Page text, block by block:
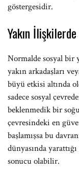
göstergesidir.
Yakın
Normalde sosyal bir
yakın arkadaşları
büyü etkisi altında
sadece sosyal
beklenmedik bir
çevresindeki en
başlamışsa bu
dünyasında
sonucu olabilir.